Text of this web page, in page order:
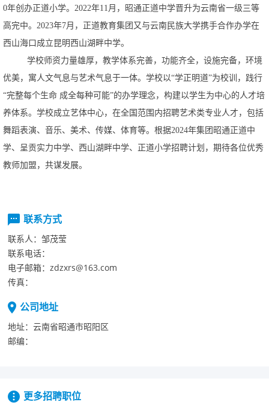
0年创办正道小学。2022年11月，昭通正道中学晋升为云南省一级三等
高完中。2023年7月，正道教育集团又与云南民族大学携手合作办学在
西山海口成立昆明西山湖畔中学。
学校师资力量雄厚，教学体系完善，功能齐全，设施完备，环境
优美，寓人文气息与艺术气息于一体。学校以“学正明道”为校训，践行
“完整每个生命成全每种可能”的办学理念，构建以学生为中心的人才培
养体系。学校成立艺体中心，在全国范围内招聘艺术类专业人才，包括
舞蹈表演、音乐、美术、传媒、体育等。根据2024年集团昭通正道中
学、呈贡实力中学、西山湖畔中学、正道小学招聘计划，期待各位优秀
教师加盟，共谋发展。
联系方式
联系人： 邹茂莹
联系电话：
电子邮箱： zdzxrs@163.com
传真：
公司地址
地址： 云南省昭通市昭阳区
邮编：
更多招聘职位